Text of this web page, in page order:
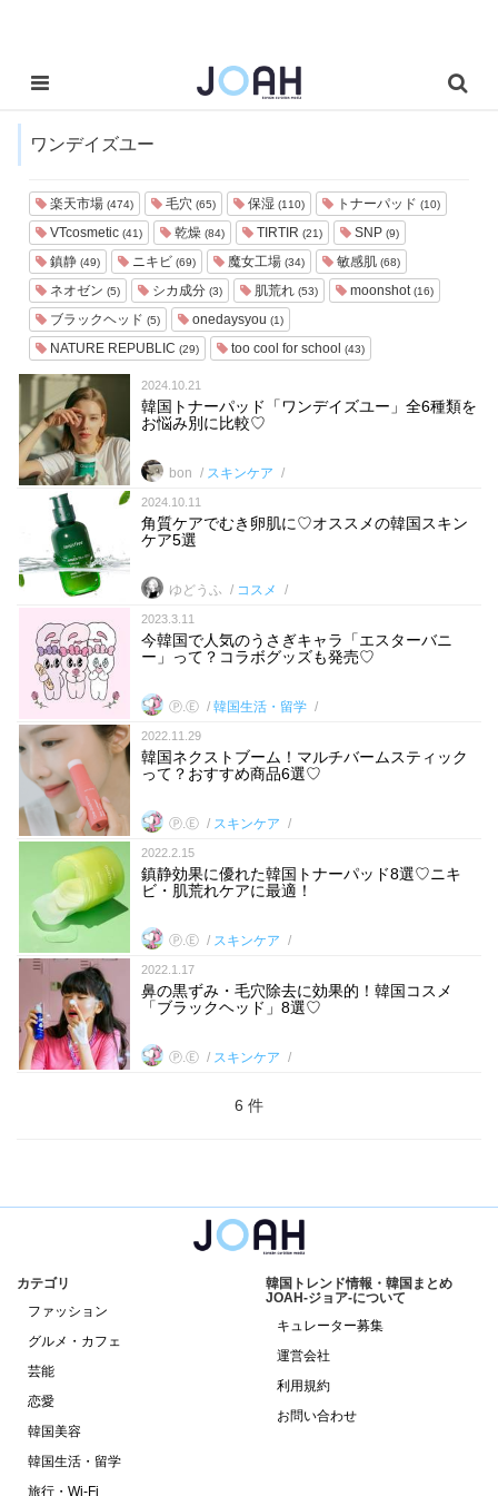
ワンデイズユー
楽天市場 (474) 毛穴 (65) 保湿 (110) トナーパッド (10)
VTcosmetic (41) 乾燥 (84) TIRTIR (21) SNP (9)
鎮静 (49) ニキビ (69) 魔女工場 (34) 敏感肌 (68)
ネオゼン (5) シカ成分 (3) 肌荒れ (53) moonshot(16)
ブラックヘッド (5) onedaysyou (1)
NATURE REPUBLIC (29) too cool for school (43)
2024.10.21
韓国トナーパッド「ワンデイズユー」全6種類を
お悩み別に比較♡
bon スキンケア
2024.10.11
角質ケアでむき卵肌に♡オススメの韓国スキン
ケア5選
ゆどうふ コスメ
2023.3.11
今韓国で人気のうさぎキャラ「エスターバニ
ー」って？コラボグッズも発売♡
Ⓟ.Ⓔ 韓国生活・留学
2022.11.29
韓国ネクストブーム！マルチバームスティック
って？おすすめ商品6選♡
Ⓟ.Ⓔ スキンケア
2022.2.15
鎮静効果に優れた韓国トナーパッド8選♡ニキ
ビ・肌荒れケアに最適！
Ⓟ.Ⓔ スキンケア
2022.1.17
鼻の黒ずみ・毛穴除去に効果的！韓国コスメ
「ブラックヘッド」8選♡
Ⓟ.Ⓔ スキンケア
6 件
カテゴリ
ファッション
グルメ・カフェ
芸能
恋愛
韓国美容
韓国生活・留学
旅行・Wi-Fi
韓国トレンド情報・韓国まとめ
JOAH-ジョア-について
キュレーター募集
運営会社
利用規約
お問い合わせ